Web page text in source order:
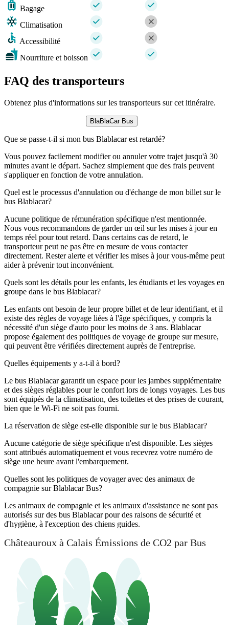
Bagage
Climatisation
Accessibilité
Nourriture et boisson
FAQ des transporteurs
Obtenez plus d'informations sur les transporteurs sur cet itinéraire.
BlaBlaCar Bus
Que se passe-t-il si mon bus Blablacar est retardé?
Vous pouvez facilement modifier ou annuler votre trajet jusqu'à 30
minutes avant le départ. Sachez simplement que des frais peuvent
s'appliquer en fonction de votre annulation.
Quel est le processus d'annulation ou d'échange de mon billet sur le
bus Blablacar?
Aucune politique de rémunération spécifique n'est mentionnée.
Nous vous recommandons de garder un œil sur les mises à jour en
temps réel pour tout retard. Dans certains cas de retard, le
transporteur peut ne pas être en mesure de vous contacter
directement. Rester alerte et vérifier les mises à jour vous-même peut
aider à prévenir tout inconvénient.
Quels sont les détails pour les enfants, les étudiants et les voyages en
groupe dans le bus Blablacar?
Les enfants ont besoin de leur propre billet et de leur identifiant, et il
existe des règles de voyage liées à l'âge spécifiques, y compris la
nécessité d'un siège d'auto pour les moins de 3 ans. Blablacar
propose également des politiques de voyage de groupe sur mesure,
qui peuvent être vérifiées directement auprès de l'entreprise.
Quelles équipements y a-t-il à bord?
Le bus Blablacar garantit un espace pour les jambes supplémentaire
et des sièges réglables pour le confort lors de longs voyages. Les bus
sont équipés de la climatisation, des toilettes et des prises de courant,
bien que le Wi-Fi ne soit pas fourni.
La réservation de siège est-elle disponible sur le bus Blablacar?
Aucune catégorie de siège spécifique n'est disponible. Les sièges
sont attribués automatiquement et vous recevrez votre numéro de
siège une heure avant l'embarquement.
Quelles sont les politiques de voyager avec des animaux de
compagnie sur Blablacar Bus?
Les animaux de compagnie et les animaux d'assistance ne sont pas
autorisés sur des bus Blablacar pour des raisons de sécurité et
d'hygiène, à l'exception des chiens guides.
Châteauroux à Calais Émissions de CO2 par Bus